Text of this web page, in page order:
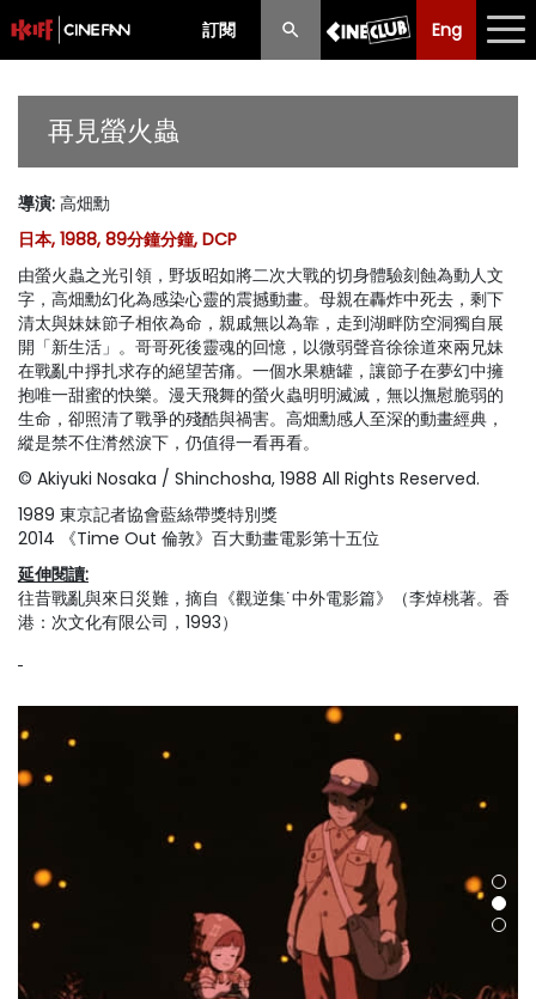
訂閱 Eng
Eng 中文
節目
購票須知
優惠計劃
前期節目
再見螢火蟲
導演: 高畑勳
日本, 1988, 89分鐘分鐘, DCP
由螢火蟲之光引領，野坂昭如將二次大戰的切身體驗刻蝕為動人文
字，高畑勳幻化為感染心靈的震撼動畫。母親在轟炸中死去，剩下
清太與妹妹節子相依為命，親戚無以為靠，走到湖畔防空洞獨自展
開「新生活」。哥哥死後靈魂的回憶，以微弱聲音徐徐道來兩兄妹
在戰亂中掙扎求存的絕望苦痛。一個水果糖罐，讓節子在夢幻中擁
抱唯一甜蜜的快樂。漫天飛舞的螢火蟲明明滅滅，無以撫慰脆弱的
生命，卻照清了戰爭的殘酷與禍害。高畑勳感人至深的動畫經典，
縱是禁不住潸然淚下，仍值得一看再看。
© Akiyuki Nosaka / Shinchosha, 1988 All Rights Reserved.
1989 東京記者協會藍絲帶獎特別獎
2014 《Time Out 倫敦》百大動畫電影第十五位
延伸閱讀:
往昔戰亂與來日災難 ，摘自《觀逆集˙中外電影篇》（李焯桃著。香
港：次文化有限公司，1993）